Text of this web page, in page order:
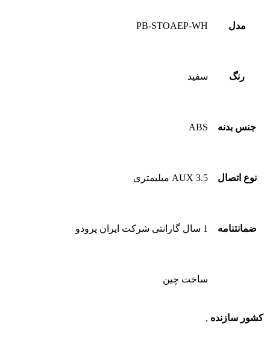
مدل PB-STOAEP-WH
رنگ سفید
جنس بدنه ABS
نوع اتصال AUX 3.5 میلیمتری
ضمانتنامه 1 سال گارانتی شرکت ایران پرودو
کشور سازنده
ساخت چین
,